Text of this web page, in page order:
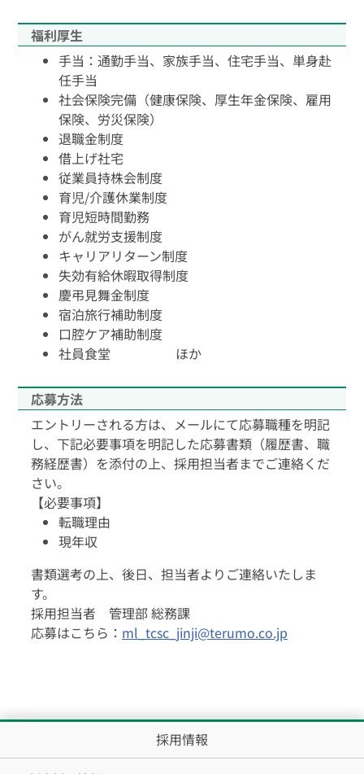
福利厚生
手当：通勤手当、家族手当、住宅手当、単身赴
任手当
社会保険完備（健康保険、厚生年金保険、雇用
保険、労災保険）
退職金制度
借上げ社宅
従業員持株会制度
育児/介護休業制度
育児短時間勤務
がん就労支援制度
キャリアリターン制度
失効有給休暇取得制度
慶弔見舞金制度
宿泊旅行補助制度
口腔ケア補助制度
社員食堂 ほか
応募方法
エントリーされる方は、メールにて応募職種を明記
し、下記必要事項を明記した応募書類（履歴書、職
務経歴書）を添付の上、採用担当者までご連絡くだ
さい。
【必要事項】
転職理由
現年収
書類選考の上、後日、担当者よりご連絡いたしま
す。
採用担当者 管理部 総務課
応募はこちら： ml_tcsc_jinji@terumo.co.jp
採用情報